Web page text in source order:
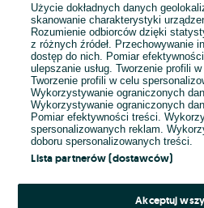
E-mail
Hasło
Użycie dokładnych danych
skanowanie charakterystyki
Rozumienie odbiorców dzięki
z różnych źródeł. Przechowywanie
dostęp do nich. Pomiar
ulepszanie usług. Tworzenie profili
Tworzenie profili w celu
Wykorzystywanie ograniczonych
Wykorzystywanie ograniczonych
Pomiar efektywności treści.
spersonalizowanych reklam.
doboru spersonalizowanych treści.
Lista partnerów (dostawców)
Akceptuj